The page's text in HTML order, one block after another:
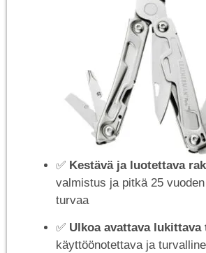
✅ Kestävä ja luotettava
valmistus ja pitkä 25
turvaa
✅ Ulkoa avattava lukittava
käyttöönotettava ja